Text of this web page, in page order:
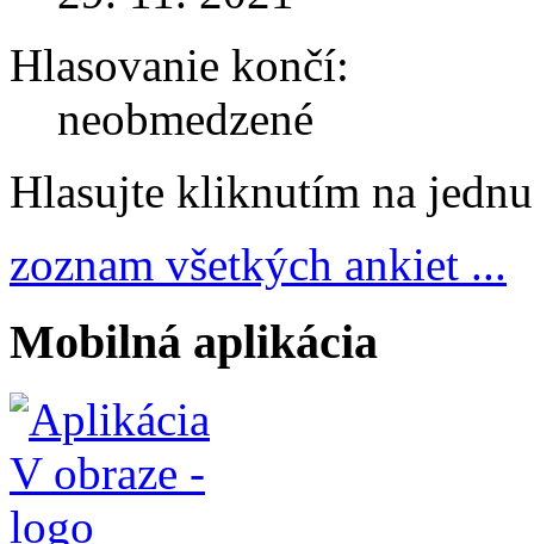
Hlasovanie končí:
neobmedzené
Hlasujte kliknutím na
zoznam všetkých ankiet ...
Mobilná aplikácia